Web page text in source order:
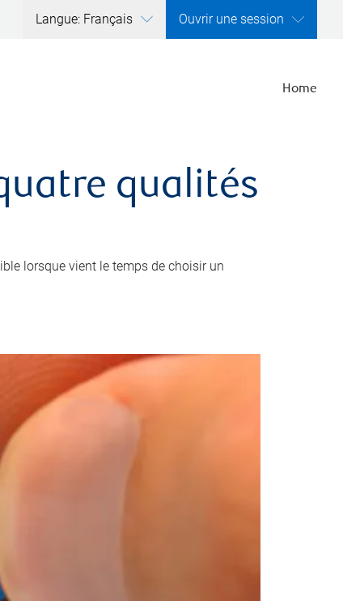
Langue: Français Ouvrir une session
Home
qualités
lorsque vient le temps de choisir un